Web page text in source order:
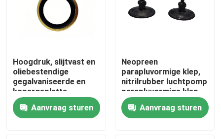
Thuis
Hoogdruk, slijtvast en
oliebestendige
gegalvaniseerde en
kopergeplatte
hydraulische
gewrichtsverbindingswasseren,
koolstofstaal,
Aanvraag sturen
Neopreen
parapluvormige klep,
nitrilrubber luchtpomp
parapluvormige klep,
rubberklep
Eenrichtingscontrole
klep
Aanvraag sturen